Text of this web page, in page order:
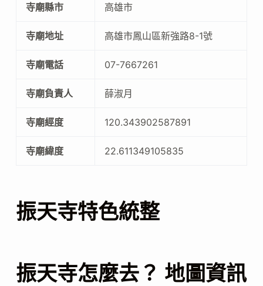
寺廟縣市 高雄市
寺廟地址 高雄市鳳山區新強路8-1號
寺廟電話 07-7667261
寺廟負責人 薛淑月
寺廟經度 120.343902587891
寺廟緯度 22.611349105835
振天寺特色統整
振天寺怎麼去？ 地圖資訊